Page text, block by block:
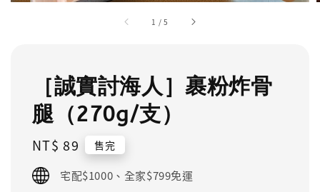
1 /5
［誠實討海人］裹粉炸骨
腿（270g/支）
Regular
price
NT$ 89 售完
宅配$1000、全家$799免運